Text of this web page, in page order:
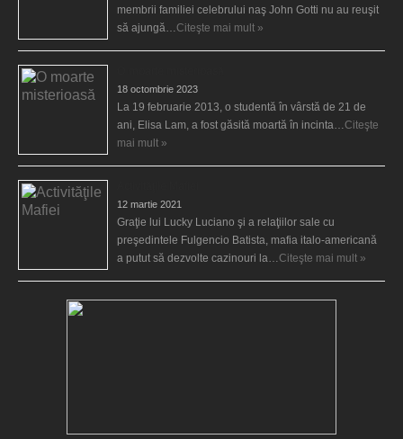
membrii familiei celebrului naş John Gotti nu au reuşit
să ajungă…Citeşte mai mult »
18 octombrie 2023
La 19 februarie 2013, o studentă în vârstă de 21 de
ani, Elisa Lam, a fost găsită moartă în incinta…Citeşte
mai mult »
12 martie 2021
Graţie lui Lucky Luciano şi a relaţiilor sale cu
preşedintele Fulgencio Batista, mafia italo-americană
a putut să dezvolte cazinouri la…Citeşte mai mult »